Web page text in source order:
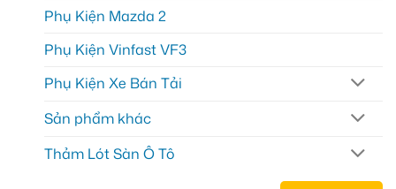
Phụ Kiện Mazda 2
Phụ Kiện Vinfast VF3
Phụ Kiện Xe Bán Tải
Sản phẩm khác
Thảm Lót Sàn Ô Tô